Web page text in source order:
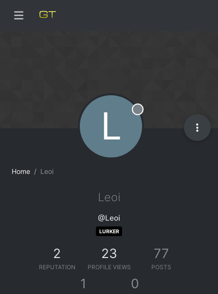
Home Leoi
L Offline
Leoi
@Leoi
LURKER
2
REPUTATION
23
PROFILE VIEWS
77
POSTS
1 0